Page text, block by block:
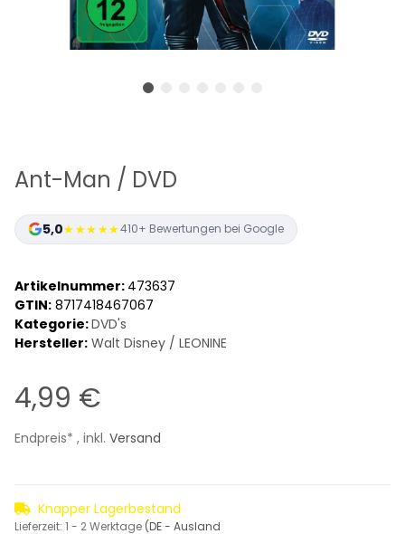
Ant-Man / DVD
5,0★★★★★410+ Bewertungen bei Google
Artikelnummer: 473637
GTIN: 8717418467067
Kategorie:DVD's
Hersteller: Walt Disney / LEONINE
4,99 €
Endpreis* , inkl. Versand
Knapper Lagerbestand
Lieferzeit: 1 - 2 Werktage (DE - Ausland